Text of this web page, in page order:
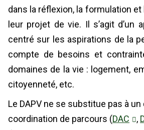
dans la réflexion, la formulation
leur projet de vie. Il s’agit d’un
centré sur les aspirations de la
compte de besoins et
domaines de la vie : logement,
citoyenneté, etc.
Le DAPV ne se substitue pas à
coordination de parcours (DAC ,